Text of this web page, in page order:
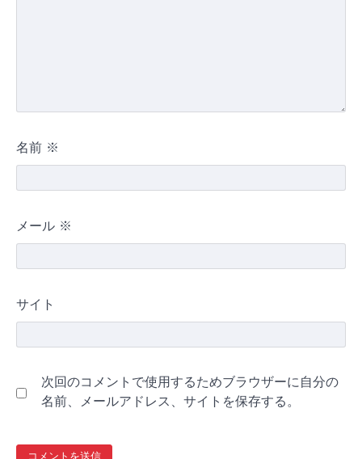
名前 ※
メール ※
サイト
次回のコメントで使用するためブラウザーに自分の
名前、メールアドレス、サイトを保存する。